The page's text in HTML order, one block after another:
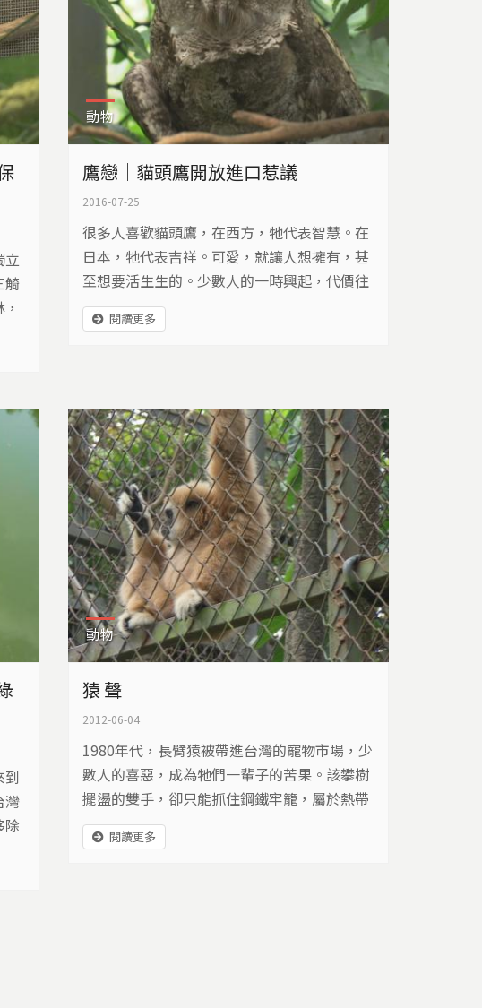
立
觭
動物
鷹戀｜貓頭鷹開放進口惹議
2016-07-25
很多人喜歡貓頭鷹，在西方，牠代表智慧。在
日本，牠代表吉祥。可愛，就讓人想擁有，甚
至想要活生生的。少數人的一時興起，代價往
往是動物的一生…
閱讀更多
到
灣
除
動物
猿 聲
2012-06-04
1980年代，長臂猿被帶進台灣的寵物市場，少
數人的喜惡，成為牠們一輩子的苦果。該攀樹
擺盪的雙手，卻只能抓住鋼鐵牢籠，屬於熱帶
雨林的聲音，卻在台灣迴盪…
閱讀更多